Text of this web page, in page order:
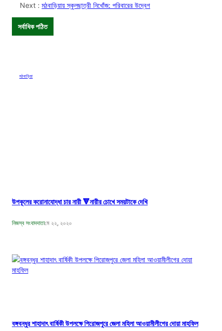
Next : মঠবাড়িয়ায় স্কুলছাত্রী নিখোঁজ: পরিবারের উদ্বেগ
সর্বাধিক পঠিত
মঠবাড়িয়া
উপকূলের করোনাযোদ্ধা চার নারী 🔻নারীর চোখে সময়টাকে দেখি
নিজস্ব সংবাদদাতামে ২২, ২০২০
বঙ্গবন্ধুর শাহাদাৎ বার্ষিকী উপলক্ষে পিরোজপুরে জেলা মহিলা আওয়ামীলীগের দোয়া মাহফিল